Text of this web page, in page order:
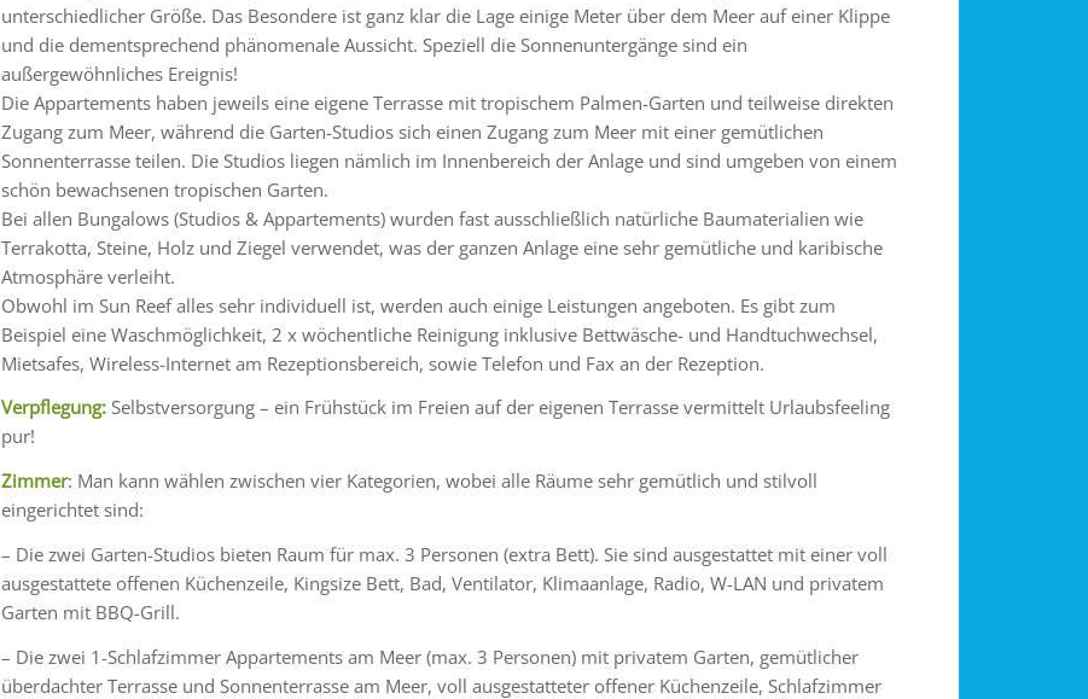
unterschiedlicher Größe. Das Besondere ist ganz klar die Lage einige Meter über dem Meer auf einer Klippe
und die dementsprechend phänomenale Aussicht. Speziell die Sonnenuntergänge sind ein
außergewöhnliches Ereignis!
Die Appartements haben jeweils eine eigene Terrasse mit tropischem Palmen-Garten und teilweise direkten
Zugang zum Meer, während die Garten-Studios sich einen Zugang zum Meer mit einer gemütlichen
Sonnenterrasse teilen. Die Studios liegen nämlich im Innenbereich der Anlage und sind umgeben von einem
schön bewachsenen tropischen Garten.
Bei allen Bungalows (Studios & Appartements) wurden fast ausschließlich natürliche Baumaterialien wie
Terrakotta, Steine, Holz und Ziegel verwendet, was der ganzen Anlage eine sehr gemütliche und karibische
Atmosphäre verleiht.
Obwohl im Sun Reef alles sehr individuell ist, werden auch einige Leistungen angeboten. Es gibt zum
Beispiel eine Waschmöglichkeit, 2 x wöchentliche Reinigung inklusive Bettwäsche- und Handtuchwechsel,
Mietsafes, Wireless-Internet am Rezeptionsbereich, sowie Telefon und Fax an der Rezeption.
Verpflegung:Selbstversorgung – ein Frühstück im Freien auf der eigenen Terrasse vermittelt Urlaubsfeeling
pur!
Zimmer: Man kann wählen zwischen vier Kategorien, wobei alle Räume sehr gemütlich und stilvoll
eingerichtet sind:
– Die zwei Garten-Studios bieten Raum für max. 3 Personen (extra Bett). Sie sind ausgestattet mit einer voll
ausgestattete offenen Küchenzeile, Kingsize Bett, Bad, Ventilator, Klimaanlage, Radio, W-LAN und privatem
Garten mit BBQ-Grill.
– Die zwei 1-Schlafzimmer Appartements am Meer (max. 3 Personen) mit privatem Garten, gemütlicher
überdachter Terrasse und Sonnenterrasse am Meer, voll ausgestatteter offener Küchenzeile, Schlafzimmer